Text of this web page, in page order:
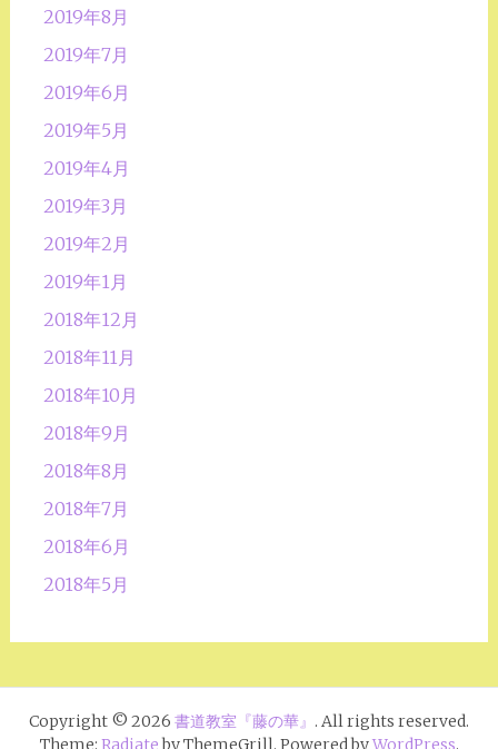
2019年8月
2019年7月
2019年6月
2019年5月
2019年4月
2019年3月
2019年2月
2019年1月
2018年12月
2018年11月
2018年10月
2018年9月
2018年8月
2018年7月
2018年6月
2018年5月
Copyright © 2026 書道教室『藤の華』 . All rights reserved.
Theme: Radiateby ThemeGrill. Powered byWordPress.